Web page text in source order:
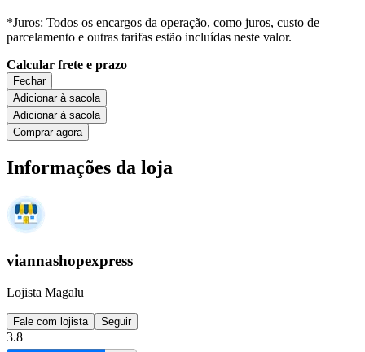
*Juros: Todos os encargos da operação, como juros, custo de
parcelamento e outras tarifas estão incluídas neste valor.
Calcular frete e prazo
Fechar
Adicionar à sacola
Adicionar à sacola
Comprar agora
Informações da loja
viannashopexpress
Lojista Magalu
Fale com lojista Seguir
3.8